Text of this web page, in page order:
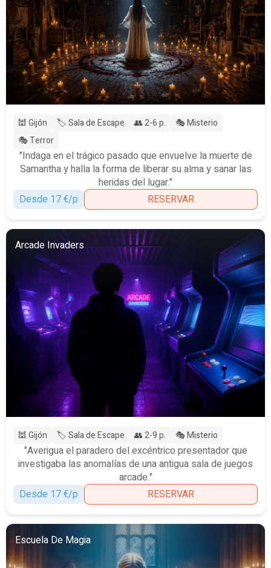
🕍 Gijón 🏷️ Sala de Escape 👥 2-6 p.
🎭 Misterio
🎭 Terror
"Indaga en el trágico pasado que envuelve la muerte de
Samantha y halla la forma de liberar su alma y sanar las
heridas del lugar."
Desde 17 €/p
RESERVAR
Arcade Invaders
🕍 Gijón 🏷️ Sala de Escape 👥 2-9 p. 🎭 Misterio
"Averigua el paradero del excéntrico presentador que
investigaba las anomalías de una antigua sala de juegos
arcade."
Desde 17 €/p
RESERVAR
Escuela De Magia